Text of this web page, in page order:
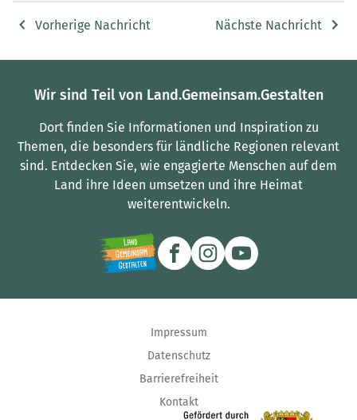
Vorherige Nachricht Nächste Nachricht
Wir sind Teil von Land.Gemeinsam.Gestalten
Dort finden Sie Informationen und Inspiration zu
Themen, die besonders für ländliche Regionen relevant
sind. Entdecken Sie, wie engagierte Menschen auf dem
Land ihre Ideen umsetzen und ihre Heimat
weiterentwickeln.
Impressum
Datenschutz
Barrierefreiheit
Kontakt